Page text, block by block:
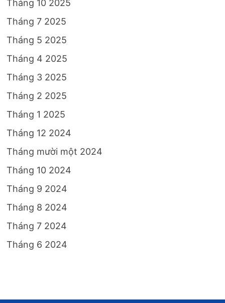
Tháng 10 2025
Tháng 7 2025
Tháng 5 2025
Tháng 4 2025
Tháng 3 2025
Tháng 2 2025
Tháng 1 2025
Tháng 12 2024
Tháng mười một 2024
Tháng 10 2024
Tháng 9 2024
Tháng 8 2024
Tháng 7 2024
Tháng 6 2024